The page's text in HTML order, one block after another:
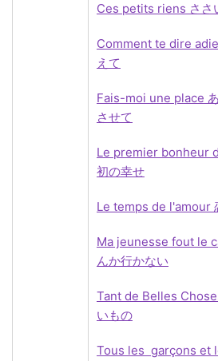
Ces petits riens ささ
Comment te dire
えて
Fais-moi une place
させて
Le premier bonheur
初の幸せ
Le temps de l'amour
Ma jeunesse fout le
んか行かない
Tant de Belles
いもの
Tous les garçons et